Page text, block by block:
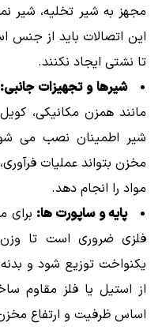
مجهز به شیر تخلیه، شیر
این اتصالات باید از جنس
تا نشتی ایجاد نکنند.
شیرها و تجهیزات جانبی:
مانند همزن مکانیکی،
شیر اطمینان نصب می
مخزن بتواند عملیات
مواد را انجام دهد.
پایه و ساپورت ها: برای
فلزی ضروری است تا
یکنواخت توزیع شود و
از استیل یا فلز مقاوم
اساس ظرفیت و ارتفاع